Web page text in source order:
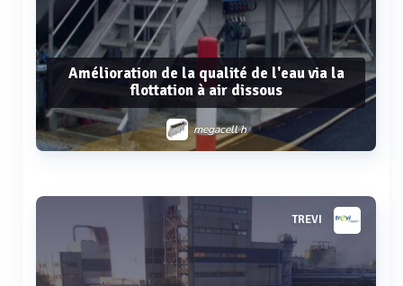
Amélioration de la qualité de l'eau via la
flottation à air dissous
megacell h
Voir plus TREVI